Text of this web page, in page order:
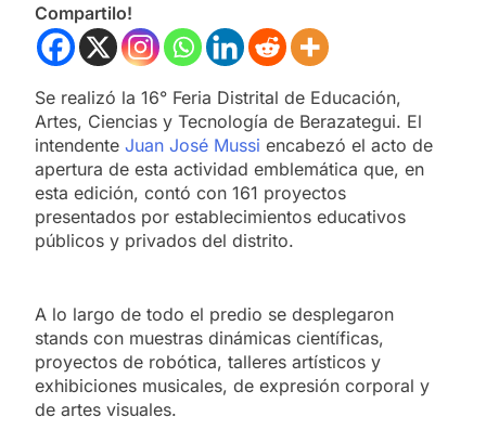
Compartilo!
Se realizó la 16° Feria Distrital de Educación,
Artes, Ciencias y Tecnología de Berazategui. El
intendente Juan José Mussi encabezó el acto de
apertura de esta actividad emblemática que, en
esta edición, contó con 161 proyectos
presentados por establecimientos educativos
públicos y privados del distrito.
A lo largo de todo el predio se desplegaron
stands con muestras dinámicas científicas,
proyectos de robótica, talleres artísticos y
exhibiciones musicales, de expresión corporal y
de artes visuales.